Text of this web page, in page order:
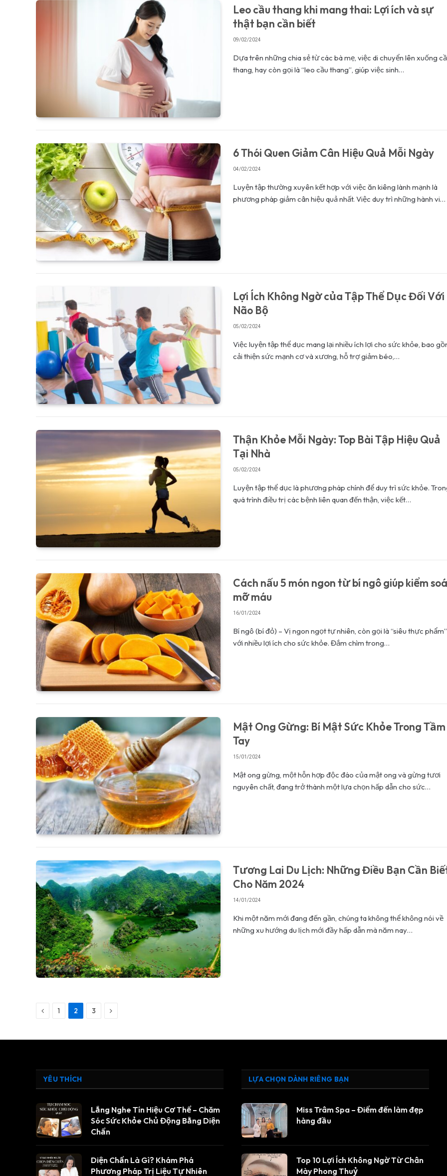
Leo cầu thang khi mang thai: Lợi ích và sự
thật bạn cần biết
09/02/2024
Dựa trên những chia sẻ từ các bà mẹ, việc di chuyển lên xuống
thang, hay còn gọi là “leo cầu thang”, giúp việc sinh…
6 Thói Quen Giảm Cân Hiệu Quả Mỗi Ngày
04/02/2024
Luyện tập thường xuyên kết hợp với việc ăn kiêng lành mạnh là
phương pháp giảm cân hiệu quả nhất. Việc duy trì những hành vi…
Lợi Ích Không Ngờ của Tập Thể Dục Đối Với
Não Bộ
05/02/2024
Việc luyện tập thể dục mang lại nhiều ích lợi cho sức khỏe, bao
cải thiện sức mạnh cơ và xương, hỗ trợ giảm béo,…
Thận Khỏe Mỗi Ngày: Top Bài Tập Hiệu Quả
Tại Nhà
05/02/2024
Luyện tập thể dục là phương pháp chính để duy trì sức khỏe.
quá trình điều trị các bệnh liên quan đến thận, việc kết…
Cách nấu 5 món ngon từ bí ngô giúp kiểm
mỡ máu
16/01/2024
Bí ngô (bí đỏ) – Vị ngon ngọt tự nhiên, còn gọi là “siêu thực phẩm”
với nhiều lợi ích cho sức khỏe. Đắm chìm trong…
Mật Ong Gừng: Bí Mật Sức Khỏe Trong Tầm
Tay
15/01/2024
Mật ong gừng, một hỗn hợp độc đáo của mật ong và gừng tươi
nguyên chất, đang trở thành một lựa chọn hấp dẫn cho sức…
Tương Lai Du Lịch: Những Điều Bạn Cần
Cho Năm 2024
14/01/2024
Khi một năm mới đang đến gần, chúng ta không thể không nói về
những xu hướng du lịch mới đầy hấp dẫn mà năm nay…
Previous
1 2 3 Next
YÊU THÍCH
Lắng Nghe Tín Hiệu Cơ Thể – Chăm
Sóc Sức Khỏe Chủ Động Bằng Diện
Chẩn
Diện Chẩn Là Gì? Khám Phá
Phương Pháp Trị Liệu Tự Nhiên
LỰA CHỌN DÀNH RIÊNG BẠN
Miss Trâm Spa – Điểm đến làm đẹp
hàng đầu
Top 10 Lợi Ích Không Ngờ Từ Chân
Mày Phong Thuỷ